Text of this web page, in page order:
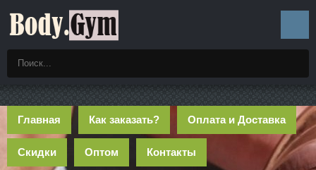
Главная Как заказать? Оплата и Доставка
Скидки Оптом Контакты